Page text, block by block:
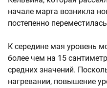
начале марта возникла
постепенно
К середине мая уровень
более чем на 15
средних значений.
нагревании, повышение